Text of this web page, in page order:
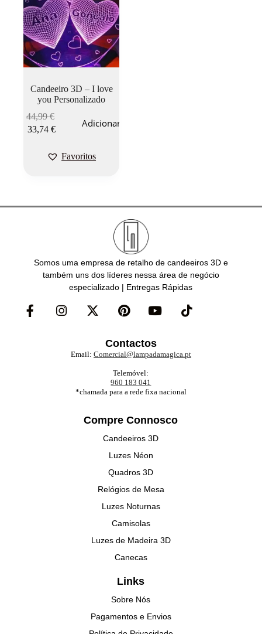
Candeeiro 3D – I love
you Personalizado
44,99€
33,74€
Adicionar
Favoritos
Somos uma empresa de retalho de candeeiros 3D e
também uns dos líderes nessa área de negócio
especializado | Entregas Rápidas
Contactos
Email: Comercial@lampadamagica.pt
Telemóvel:
960 183 041
*chamada para a rede fixa nacional
Compre Connosco
Candeeiros 3D
Luzes Néon
Quadros 3D
Relógios de Mesa
Luzes Noturnas
Camisolas
Luzes de Madeira 3D
Canecas
Links
Sobre Nós
Pagamentos e Envios